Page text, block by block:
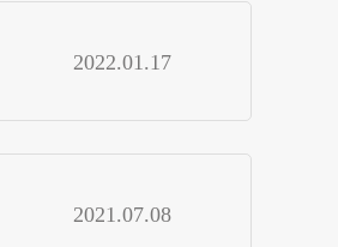
2022.01.17
2021.07.08